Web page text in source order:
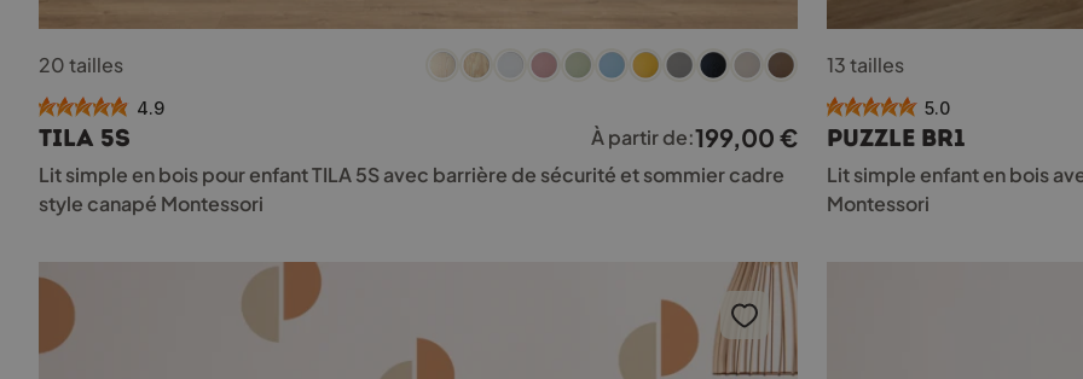
produit
a
plusieurs
variations.
Les
options
peuvent
choisies
sur
page
20 tailles
4.9
TILA 5S À partir de:199,00 €
Lit simple en bois pour enfant TILA 5S avec barrière de sécurité et sommier cadre
style canapé Montessori
produit
a
plusieurs
variations.
Les
options
peuvent
13 tailles
5.0
PUZZLE BR1
Lit simple enfant en bois
Montessori